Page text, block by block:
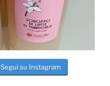
Segui su Instagram